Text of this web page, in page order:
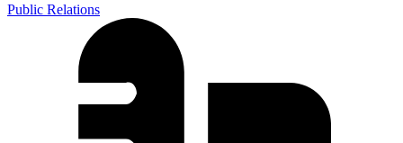
Public Relations